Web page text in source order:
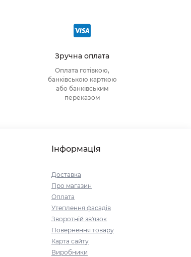
Зручна оплата
Оплата готівкою,
банківською карткою
або банківським
переказом
Інформація
Доставка
Про магазин
Оплата
Утеплення фасадів
Зворотній зв'язок
Повернення товару
Карта сайту
Виробники